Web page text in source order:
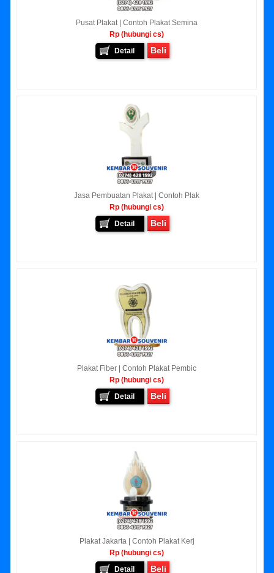
Pusat Plakat | Contoh Plakat Semina
Rp (hubungi cs)
Detail
Beli
Jasa Pembuatan Plakat | Contoh Plak
Rp (hubungi cs)
Detail
Beli
Plakat Fiber | Contoh Plakat Pembic
Rp (hubungi cs)
Detail
Beli
Plakat Jakarta | Contoh Plakat Kerj
Rp (hubungi cs)
Detail
Beli